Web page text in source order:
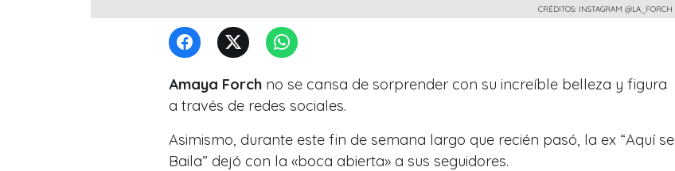
CRÉDITOS: INSTAGRAM @LA_FORCH
Amaya Forch no se cansa de sorprender con su increíble belleza y figura
a través de redes sociales.
Asimismo, durante este fin de semana largo que recién pasó, la ex “Aquí se
Baila” dejó con la «boca abierta» a sus seguidores.